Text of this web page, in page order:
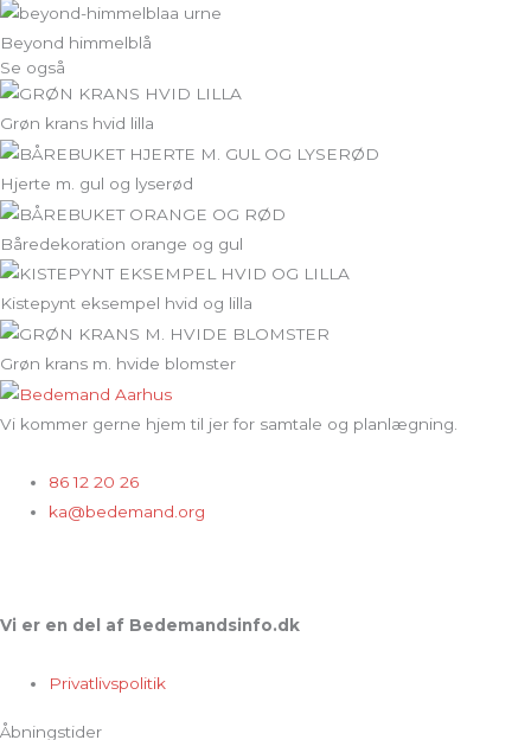
Beyond himmelblå
Se også
Grøn krans hvid lilla
Hjerte m. gul og lyserød
Båredekoration orange og gul
Kistepynt eksempel hvid og lilla
Grøn krans m. hvide blomster
Vi kommer gerne hjem til jer for samtale og planlægning.
86 12 20 26
ka@bedemand.org
Vi er en del af Bedemandsinfo.dk
Privatlivspolitik
Åbningstider